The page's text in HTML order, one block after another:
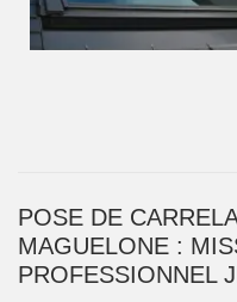
POSE DE
MAGUELONE :
PROFESSIONNEL